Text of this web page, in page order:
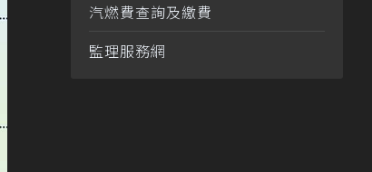
汽燃費查詢及繳費
監理服務網